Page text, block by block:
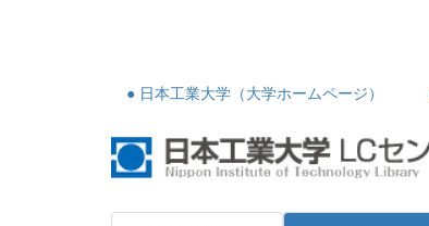
● 日本工業大学（大学ホームページ）